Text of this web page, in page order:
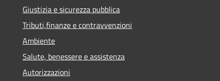
Giustizia e sicurezza pubblica
Tributi,finanze e contravvenzioni
Ambiente
Salute, benessere e assistenza
Autorizzazioni